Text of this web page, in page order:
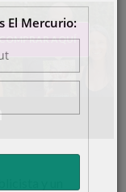
AQUÍ
y un
y
El Mercurio: